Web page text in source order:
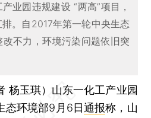
业园违规建设 “两高”项目，
。自2017年第一轮中央生态
不力，环境污染问题依旧突
杨玉琪） 山东一化工产业园
态环境部9月6日通报称，山